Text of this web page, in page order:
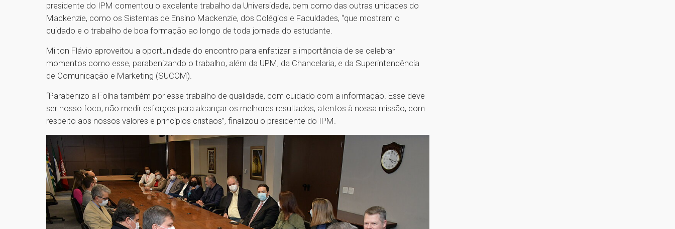
presidente do IPM comentou o excelente trabalho da Universidade, bem como das outras unidades do
Mackenzie, como os Sistemas de Ensino Mackenzie, dos Colégios e Faculdades, “que mostram o
cuidado e o trabalho de boa formação ao longo de toda jornada do estudante.
Milton Flávio aproveitou a oportunidade do encontro para enfatizar a importância de se celebrar
momentos como esse, parabenizando o trabalho, além da UPM, da Chancelaria, e da Superintendência
de Comunicação e Marketing (SUCOM).
“Parabenizo a Folha também por esse trabalho de qualidade, com cuidado com a informação. Esse deve
ser nosso foco, não medir esforços para alcançar os melhores resultados, atentos à nossa missão, com
respeito aos nossos valores e princípios cristãos”, finalizou o presidente do IPM.